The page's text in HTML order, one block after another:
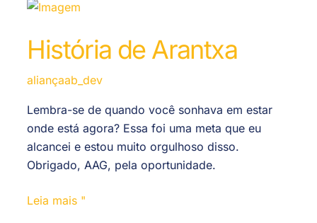
História de Arantxa
aliançaab_dev
Lembra-se de quando você sonhava em estar
onde está agora? Essa foi uma meta que eu
alcancei e estou muito orgulhoso disso.
Obrigado, AAG, pela oportunidade.
Leia mais "